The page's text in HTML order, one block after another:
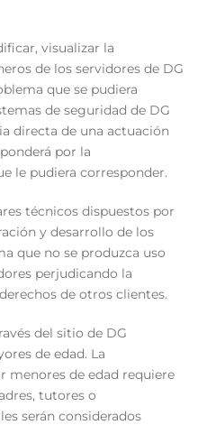
visualizar la
de los servidores de DG
que se pudiera
de seguridad de DG
directa de una actuación
por la
le pudiera corresponder.
técnicos dispuestos por
y desarrollo de los
que no se produzca uso
perjudicando la
de otros clientes.
del sitio de DG
de edad. La
menores de edad requiere
tutores o
serán considerados